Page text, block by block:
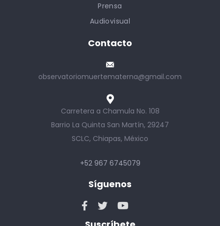
Prensa
Audiovisual
Contacto
observatoriomuertematerna@gmail.com
Carretera a Chamula No. 108
Barrio La Quinta San Martín, 29247
SCLC, Chiapas, México
+52 967 6745079
Síguenos